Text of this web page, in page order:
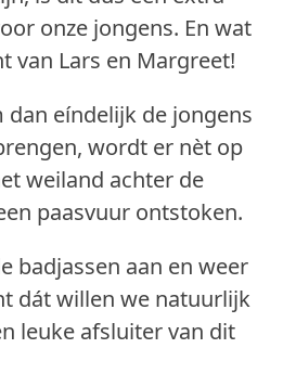
onze jongens. En wat
van Lars en Margreet!
dan eíndelijk de jongens
wordt er nèt op
weiland achter de
paasvuur ontstoken.
badjassen aan en weer
dát willen we natuurlijk
leuke afsluiter van dit